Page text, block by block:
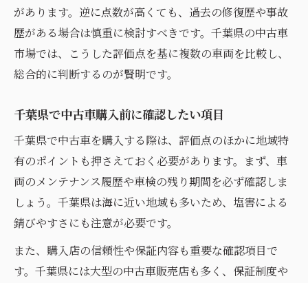
があります。逆に点数が高くても、過去の修復歴や事故
歴がある場合は慎重に検討すべきです。千葉県の中古車
市場では、こうした評価点を基に複数の車両を比較し、
総合的に判断するのが賢明です。
千葉県で中古車購入前に確認したい項目
千葉県で中古車を購入する際は、評価点のほかに地域特
有のポイントも押さえておく必要があります。まず、車
両のメンテナンス履歴や車検の残り期間を必ず確認しま
しょう。千葉県は海に近い地域も多いため、塩害による
錆びやすさにも注意が必要です。
また、購入店の信頼性や保証内容も重要な確認項目で
す。千葉県には大型の中古車販売店も多く、保証制度や